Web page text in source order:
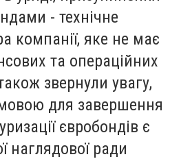
- технічне
компанії, яке не має
та операційних
звернули увагу,
для завершення
євробондів є
наглядової ради